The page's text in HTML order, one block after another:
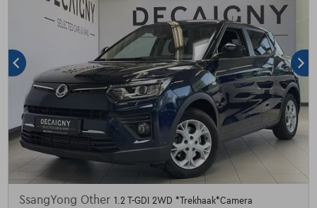
SsangYong Other 1.2 T-GDI 2WD *Trekhaak*Camera